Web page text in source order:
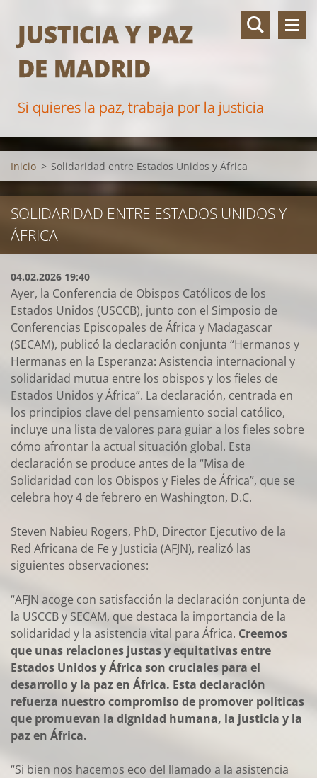
JUSTICIA Y PAZ
DE MADRID
Si quieres la paz, trabaja por la justicia
Inicio > Solidaridad entre Estados Unidos y África
SOLIDARIDAD ENTRE ESTADOS UNIDOS Y
ÁFRICA
04.02.2026 19:40
Ayer, la Conferencia de Obispos Católicos de los
Estados Unidos (USCCB), junto con el Simposio de
Conferencias Episcopales de África y Madagascar
(SECAM), publicó la declaración conjunta “Hermanos y
Hermanas en la Esperanza: Asistencia internacional y
solidaridad mutua entre los obispos y los fieles de
Estados Unidos y África”. La declaración, centrada en
los principios clave del pensamiento social católico,
incluye una lista de valores para guiar a los fieles sobre
cómo afrontar la actual situación global. Esta
declaración se produce antes de la “Misa de
Solidaridad con los Obispos y Fieles de África”, que se
celebra hoy 4 de febrero en Washington, D.C.
Steven Nabieu Rogers, PhD, Director Ejecutivo de la
Red Africana de Fe y Justicia (AFJN), realizó las
siguientes observaciones:
“AFJN acoge con satisfacción la declaración conjunta de
la USCCB y SECAM, que destaca la importancia de la
solidaridad y la asistencia vital para África. Creemos
que unas relaciones justas y equitativas entre
Estados Unidos y África son cruciales para el
desarrollo y la paz en África. Esta declaración
refuerza nuestro compromiso de promover políticas
que promuevan la dignidad humana, la justicia y la
paz en África.
“Si bien nos hacemos eco del llamado a la asistencia